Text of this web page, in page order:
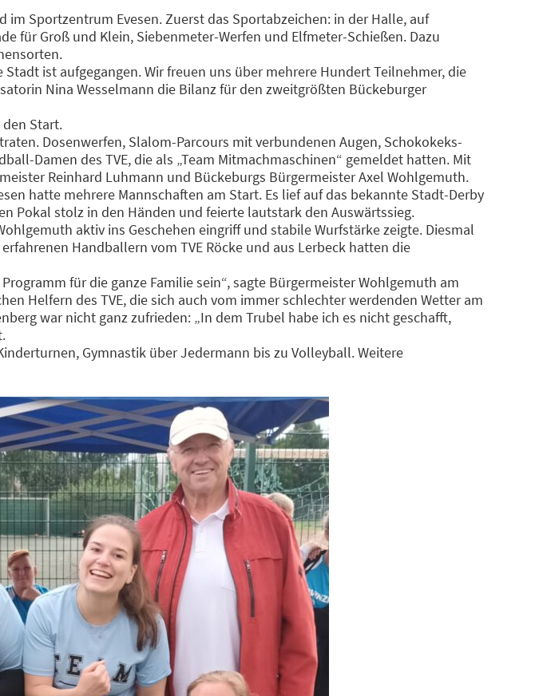
im Sportzentrum Evesen. Zuerst das Sportabzeichen: in der Halle, auf
für Groß und Klein, Siebenmeter-Werfen und Elfmeter-Schießen. Dazu
ist aufgegangen. Wir freuen uns über mehrere Hundert Teilnehmer, die
Nina Wesselmann die Bilanz für den zweitgrößten Bückeburger
Start.
Dosenwerfen, Slalom-Parcours mit verbundenen Augen, Schokokeks-
Damen des TVE, die als „Team Mitmachmaschinen“ gemeldet hatten. Mit
Reinhard Luhmann und Bückeburgs Bürgermeister Axel Wohlgemuth.
hatte mehrere Mannschaften am Start. Es lief auf das bekannte Stadt-Derby
Pokal stolz in den Händen und feierte lautstark den Auswärtssieg.
aktiv ins Geschehen eingriff und stabile Wurfstärke zeigte. Diesmal
Handballern vom TVE Röcke und aus Lerbeck hatten die
für die ganze Familie sein“, sagte Bürgermeister Wohlgemuth am
Helfern des TVE, die sich auch vom immer schlechter werdenden Wetter am
war nicht ganz zufrieden: „In dem Trubel habe ich es nicht geschafft,
Gymnastik über Jedermann bis zu Volleyball. Weitere